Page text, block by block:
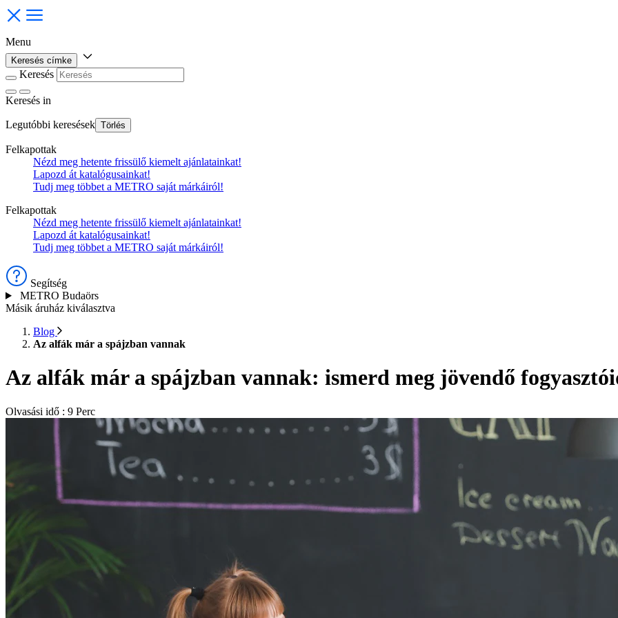
Menu
Keresés címke
Keresés
Keresés in
Legutóbbi keresések Törlés
Felkapottak
Nézd meg hetente frissülő kiemelt ajánlatainkat!
Lapozd át katalógusainkat!
Tudj meg többet a METRO saját márkáiról!
Felkapottak
Nézd meg hetente frissülő kiemelt ajánlatainkat!
Lapozd át katalógusainkat!
Tudj meg többet a METRO saját márkáiról!
Segítség
METRO Budaörs
Másik áruház kiválasztva
Blog
Az alfák már a spájzban vannak
Az alfák már a spájzban vannak: ismerd meg jövendő
Olvasási idő : 9 Perc